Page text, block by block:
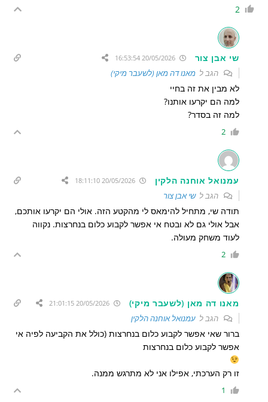
2
שי אבן צור 20/05/2026 16:53:54
הגב למאנו דה מאן (לשעבר מיקי)
לא מבין את זה בחיי
למה הם יקרעו אותנו?
למה זה בסדר?
2
עמנואל אוחנה הלקין 20/05/2026 18:11:10
הגב לשי אבן צור
תודה שי, מתחיל להימאס לי מהקטע הזה. אולי הם יקרעו אותכם,
אבל אולי גם לא ובטח אי אפשר לקבוע כלום בנחרצות. נקווה
לעוד משחק מעולה.
2
מאנו דה מאן (לשעבר מיקי) 20/05/2026 21:01:15
הגב לעמנואל אוחנה הלקין
ברור שאי אפשר לקבוע כלום בנחרצות (כולל את הקביעה לפיה אי
אפשר לקבוע כלום בנחרצות
זו רק הערכתי, אפילו אני לא מתרגש ממנה.
1